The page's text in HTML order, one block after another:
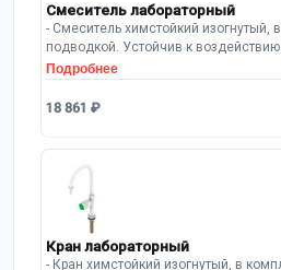
Смеситель лабораторный
- Смеситель химстойкий изогнутый,
подводкой. Устойчив к
рабочее давление: 10 Бар.
Подробнее
18 861 ₽
Кран лабораторный
- Кран химстойкий изогнутый, в